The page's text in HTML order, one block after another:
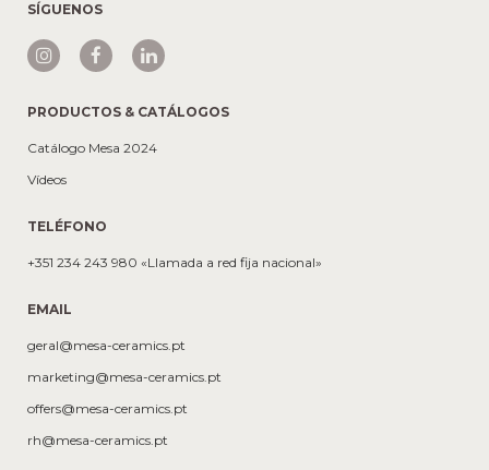
SÍGUENOS
PRODUCTOS & CATÁLOGOS
Catálogo Mesa 2024
Vídeos
TELÉFONO
+351 234 243 980 «Llamada a red fija nacional»
EMAIL
geral@mesa-ceramics.pt
marketing@mesa-ceramics.pt
offers@mesa-ceramics.pt
rh@mesa-ceramics.pt